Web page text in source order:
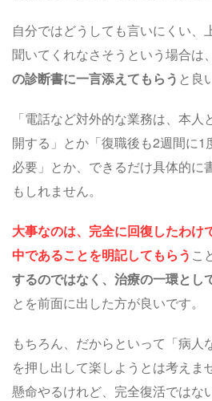
自分ではどうしても言いにくい、
聞いてくれなさそうという場合は、
の診断書に一言添えてもらう と良
「電話など対外的な業務は、本
開する」とか「復職後も2週間に
必要」とか、できるだけ具体的に
もしれません。
大事なのは、完全に回復したわけ
中であることを明記してもらう こ
するのではなく、治療の一環とし
とを前面に出した方が良いです。
もちろん、だからといって「病人
を押し出して楽しようとは考えま
懸命やるけれど、完全復活ではな